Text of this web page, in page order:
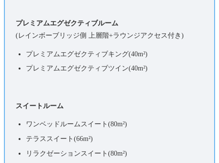
プレミアムエグゼクティブルーム
(レインボーブリッジ側 上層階+ラウンジアクセス付き)
プレミアムエグゼクティブキング(40m²)
プレミアムエグゼクティブツイン(40m²)
スイートルーム
ワンベッドルームスイート(80m²)
テラススイート(66m²)
リラクゼーションスイート(80m²)